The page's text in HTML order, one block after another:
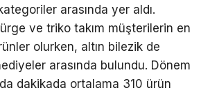
arasında yer aldı.
ve triko takım müşterilerin en
olurken, altın bilezik de
arasında bulundu. Dönem
dakikada ortalama 310 ürün